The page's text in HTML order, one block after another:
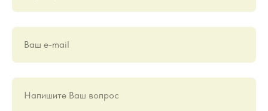
Ваш е-mail
Напишите Ваш вопрос